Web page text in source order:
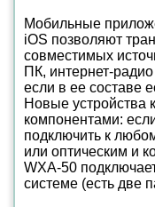
Мобильные
iOS позволяют
совместимых
ПК, интернет-
если в ее составе
Новые устройства
компонентами:
подключить к
или оптическим и
WXA-50
системе (есть две